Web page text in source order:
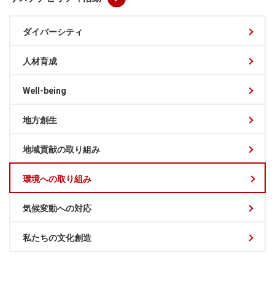
ダイバーシティ
人材育成
Well-being
地方創生
地域貢献の取り組み
環境への取り組み
気候変動への対応
私たちの文化創造